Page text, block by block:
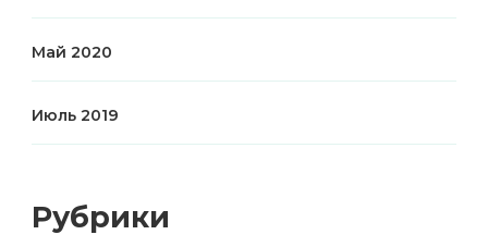
Май 2020
Июль 2019
Рубрики